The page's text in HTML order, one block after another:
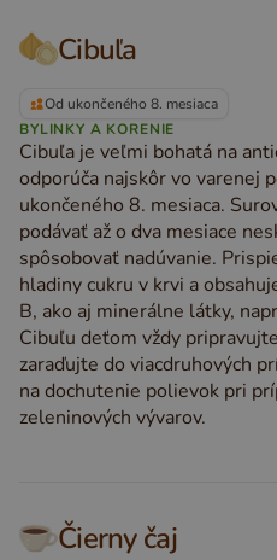
Cibuľa
Od ukončeného 8. mesiaca
BYLINKY A KORENIE
Cibuľa je veľmi bohatá na
odporúča najskôr vo varenej
ukončeného 8. mesiaca.
podávať až o dva mesiace
spôsobovať nadúvanie.
hladiny cukru v krvi a
B, ako aj minerálne látky,
Cibuľu deťom vždy
zaraďujte do viacdruhových
na dochutenie polievok pri
zeleninových vývarov.
Čierny čaj